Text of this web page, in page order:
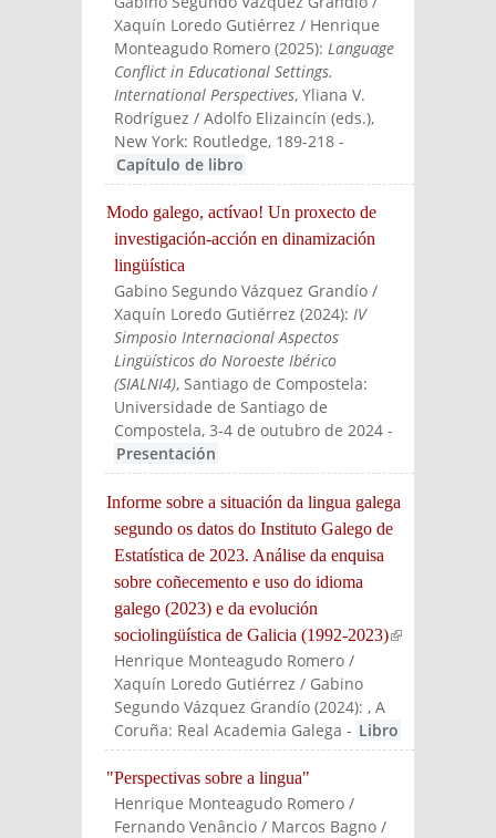
Xaquín Loredo Gutiérrez / Henrique
Monteagudo Romero (2025):Language
Conflict in Educational Settings.
International Perspectives, Yliana V.
Rodríguez / Adolfo Elizaincín (eds.),
New York: Routledge, 189-218 -
Capítulo de libro
Modo galego, actívao! Un proxecto de
investigación-acción en dinamización
lingüística
Gabino Segundo Vázquez Grandío /
Xaquín Loredo Gutiérrez (2024):IV
Simposio Internacional Aspectos
Lingüísticos do Noroeste Ibérico
(SIALNI4), Santiago de Compostela:
Universidade de Santiago de
Compostela, 3-4 de outubro de 2024 -
Presentación
Informe sobre a situación da lingua galega
segundo os datos do Instituto Galego de
Estatística de 2023. Análise da enquisa
sobre coñecemento e uso do idioma
galego (2023) e da evolución
sociolingüística de Galicia (1992-2023)(link is
Henrique Monteagudo Romero /
Xaquín Loredo Gutiérrez / Gabino
Segundo Vázquez Grandío (2024): , A
Coruña: Real Academia Galega - Libro
"Perspectivas sobre a lingua"
Henrique Monteagudo Romero /
Fernando Venâncio / Marcos Bagno /